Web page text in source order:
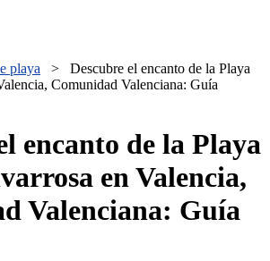
playa > Descubre el encanto de la Playa
Comunidad Valenciana: Guía
encanto de la Playa
en Valencia,
Valenciana: Guía